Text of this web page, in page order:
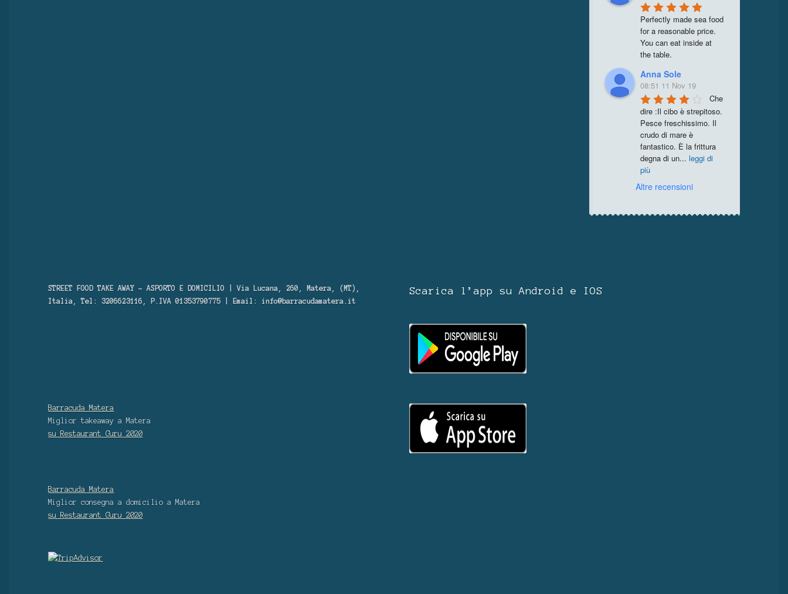
Perfectly made sea food
for a reasonable price.
You can eat inside at
the table.
Anna Sole
08:51 11 Nov 19
Che
dire :Il cibo è strepitoso.
Pesce freschissimo. Il
crudo di mare è
fantastico. È la frittura
degna di un... leggi di
più
Altre recensioni
STREET FOOD TAKE AWAY – ASPORTO E DOMICILIO | Via Lucana, 260, Matera, (MT),
Italia, Tel: 3206623116, P.IVA 01353790775 | Email: info@barracudamatera.it
Barracuda Matera
Miglior takeaway a Matera
su Restaurant Guru
2020
Barracuda Matera
Miglior consegna a domicilio a Matera
su Restaurant Guru
2020
Scarica l’app su Android e IOS